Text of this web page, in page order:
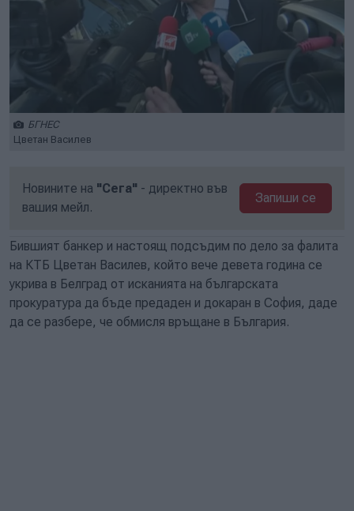
БГНЕС
Цветан Василев
Новините на "Сега" - директно във
вашия мейл.
Запиши се
Бившият банкер и настоящ подсъдим по дело за фалита
на КТБ Цветан Василев, който вече девета година се
укрива в Белград от исканията на българската
прокуратура да бъде предаден и докаран в София, даде
да се разбере, че обмисля връщане в България.